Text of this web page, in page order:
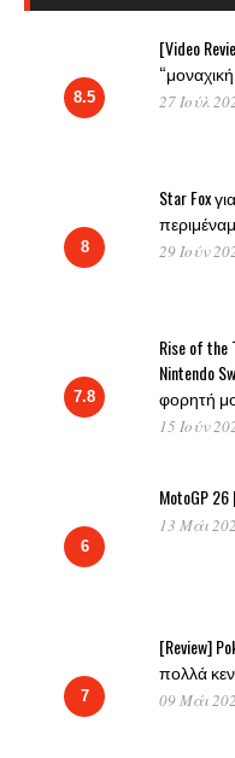
8.5
[Video
27 Ιούλ
8
Star Fox
29 Ιούν
7.8
Rise of the
Nintendo
φορητή
15 Ιούν
6
MotoGP
13 Μάι
7
[Review]
πολλά
09 Μάι